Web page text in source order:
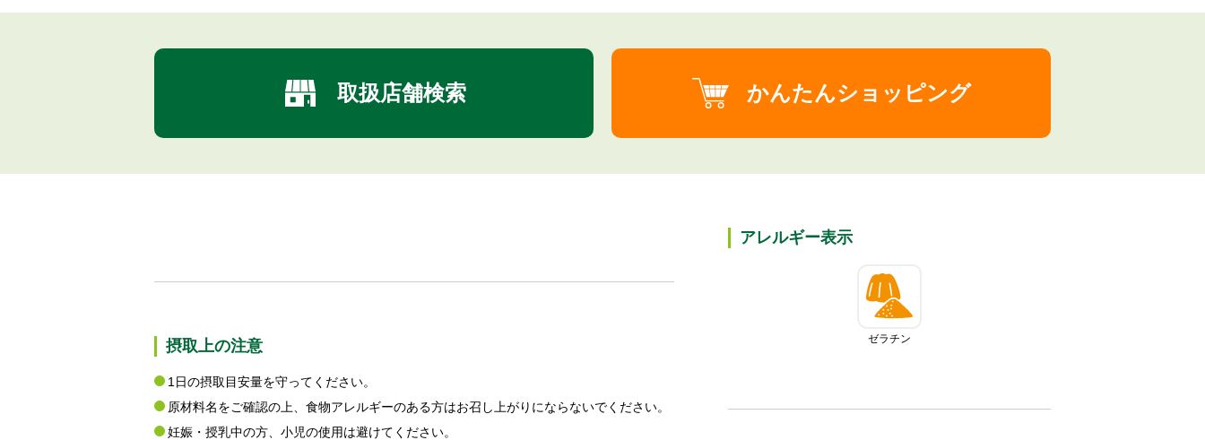
取扱店舗検索 かんたんショッピング
アレルギー表⽰
ゼラチン
摂取上の注意
1日の摂取目安量を守ってください。
原材料名をご確認の上、食物アレルギーのある方はお召し上がりにならないでください。
妊娠・授乳中の方、小児の使用は避けてください。